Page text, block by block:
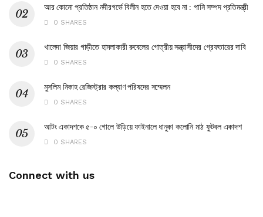
আর কোনো প্রতিষ্ঠান নদীরগর্ভে বিলীন হতে দেওয়া হবে না : পানি সম্পদ প্রতিমন্ত্রী
0 SHARES
খালেদা জিয়ার গাড়ীতে হামলাকারী রুবেলের গোত্রীয় সন্ত্রাসীদের গ্রেফতারের দাবি
0 SHARES
মুসলিম নিকাহ রেজিস্ট্রার কল্যাণ পরিষদের সম্মেলন
0 SHARES
আটং একাদশকে ৫-০ গোলে উড়িয়ে ফাইনালে ধানুকা কলোনি মাঠ ফুটবল একাদশ
0 SHARES
Connect with us